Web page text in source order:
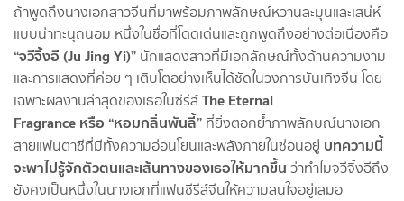
ถ้าพูดถึงนางเอกสาวจีนที่มาพร้อมภาพลักษณ์หวานละมุนและเสน่ห์
แบบน่าทะนุถนอม หนึ่งในชื่อที่โดดเด่นและถูกพูดถึงอย่างต่อเนื่องคือ
“จวีจิ้งอี (Ju Jing Yi)” นักแสดงสาวที่มีเอกลักษณ์ทั้งด้านความงาม
และการแสดงที่ค่อย ๆ เติบโตอย่างเห็นได้ชัดในวงการบันเทิงจีน โดย
เฉพาะผลงานล่าสุดของเธอในซีรีส์The Eternal
Fragrance หรือ “หอมกลิ่นพันลี้” ที่ยิ่งตอกย้ำภาพลักษณ์นางเอก
สายแฟนตาซีที่มีทั้งความอ่อนโยนและพลังภายในซ่อนอยู่ บทความนี้
จะพาไปรู้จักตัวตนและเส้นทางของเธอให้มากขึ้น ว่าทำไมจวีจิ้งอีถึง
ยังคงเป็นหนึ่งในนางเอกที่แฟนซีรีส์จีนให้ความสนใจอยู่เสมอ